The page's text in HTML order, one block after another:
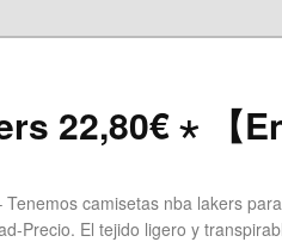
22,80€ ⋆ 【
camisetas nba lakers
Precio. El tejido ligero y